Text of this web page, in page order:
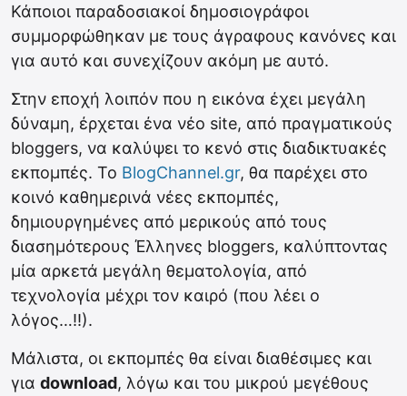
Κάποιοι παραδοσιακοί δημοσιογράφοι
συμμορφώθηκαν με τους άγραφους κανόνες και
για αυτό και συνεχίζουν ακόμη με αυτό.
Στην εποχή λοιπόν που η εικόνα έχει μεγάλη
δύναμη, έρχεται ένα νέο site, από πραγματικούς
bloggers, να καλύψει το κενό στις διαδικτυακές
εκπομπές. Το BlogChannel.gr, θα παρέχει στο
κοινό καθημερινά νέες εκπομπές,
δημιουργημένες από μερικούς από τους
διασημότερους Έλληνες bloggers, καλύπτοντας
μία αρκετά μεγάλη θεματολογία, από
τεχνολογία μέχρι τον καιρό (που λέει ο
λόγος…!!).
Μάλιστα, οι εκπομπές θα είναι διαθέσιμες και
για download, λόγω και του μικρού μεγέθους